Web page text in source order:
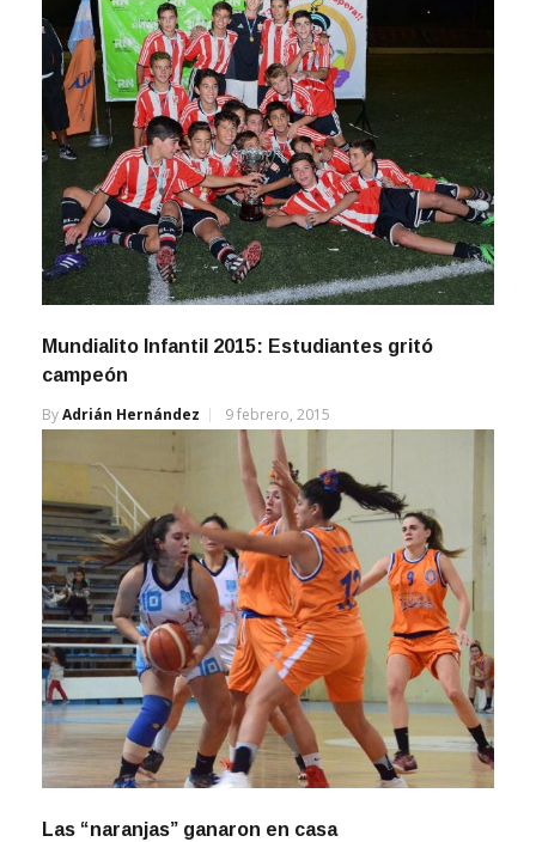
Mundialito Infantil 2015: Estudiantes gritó
campeón
ByAdrián Hernández 9 febrero, 2015
Las “naranjas” ganaron en casa